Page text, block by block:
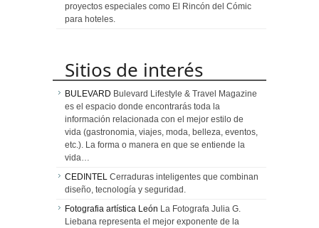
proyectos especiales como El Rincón del Cómic
para hoteles.
Sitios de interés
BULEVARD Bulevard Lifestyle & Travel Magazine
es el espacio donde encontrarás toda la
información relacionada con el mejor estilo de
vida (gastronomia, viajes, moda, belleza, eventos,
etc.). La forma o manera en que se entiende la
vida…
CEDINTEL Cerraduras inteligentes que combinan
diseño, tecnología y seguridad.
Fotografia artística León La Fotografa Julia G.
Liebana representa el mejor exponente de la